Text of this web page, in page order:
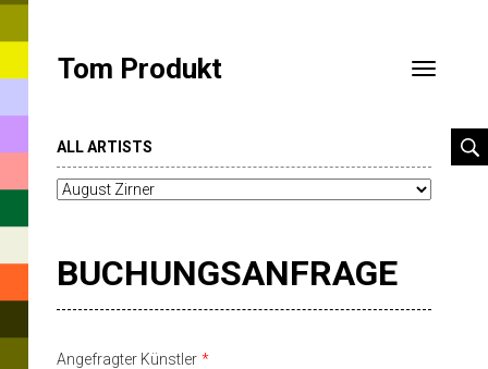
Tom Produkt
Toggle
ALL ARTISTS
BUCHUNGSANFRAGE
Angefragter Künstler